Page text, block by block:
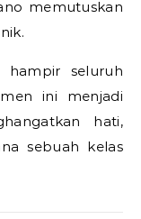
memutuskan
hampir seluruh
ini menjadi
hati,
sebuah kelas